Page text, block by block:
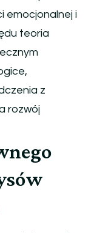
emocjonalnej i
teoria
z
rozwój